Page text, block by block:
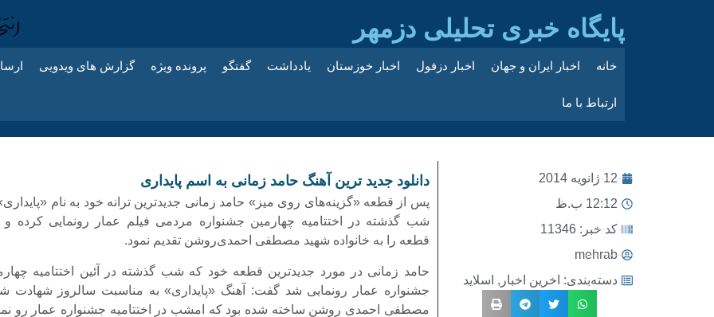
پایگاه خبری تحلیلی دزمهر
خانه اخبار ایران و جهان اخبار دزفول اخبار خوزستان یادداشت گفتگو پرونده ویژه گزارش های ویدویی
ارتباط با ما
12 ژانویه 2014
12:12 ب.ظ
کد خبر: 11346
mehrab
دسته‌بندی: اخرین اخبار , اسلاید
دانلود جدید ترین آهنگ حامد زمانی به اسم پایداری
پس از قطعه «گزینه‌های روی میز» حامد زمانی جدیدترین ترانه خود به نام
شب گذشته در اختتامیه چهارمین جشنواره مردمی فیلم عمار رونمایی کرده و
قطعه را به خانواده شهید مصطفی احمدی‌روشن تقدیم نمود.
حامد زمانی در مورد جدیدترین قطعه خود که شب گذشته در آئین اختتامیه
جشنواره عمار رونمایی شد گفت: آهنگ «پایداری» به مناسبت سالروز شهادت
مصطفی احمدی روشن ساخته شده بود که امشب در اختتامیه جشنواره عمار رو